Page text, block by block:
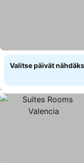
Valitse päivät